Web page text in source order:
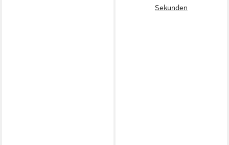
Sekunden